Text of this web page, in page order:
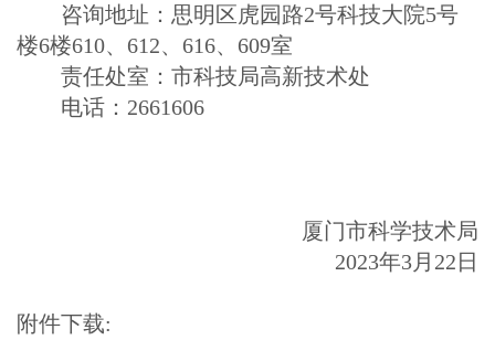
咨询地址：思明区虎园路2号科技大院5号
楼6楼610、612、616、609室
责任处室：市科技局高新技术处
电话：2661606
厦门市科学技术局
2023年3月22日
附件下载: